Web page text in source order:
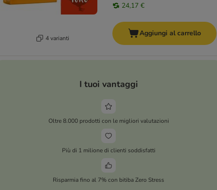
4 varianti
24,17 €
Aggiungi al carrello
I tuoi vantaggi
Oltre 8.000 prodotti con le migliori valutazioni
Più di 1 milione di clienti soddisfatti
Risparmia fino al 7% con bitiba Zero Stress